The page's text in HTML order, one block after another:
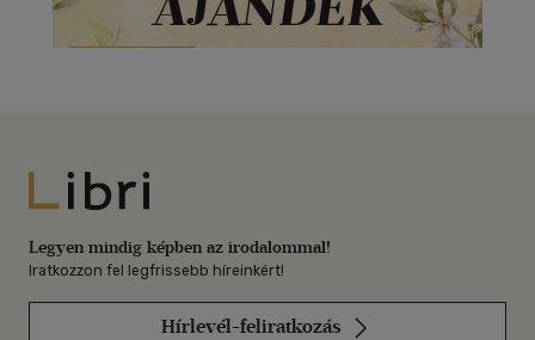
Libri
Legyen mindig képben az irodalommal!
Iratkozzon fel legfrissebb híreinkért!
Hírlevél-feliratkozás